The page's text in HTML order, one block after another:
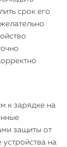
срок его
к зарядке на
защиты от
на